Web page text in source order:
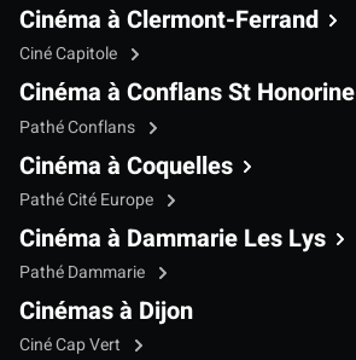
Cinéma à Clermont-Ferrand
Ciné Capitole
Cinéma à Conflans St Honorine
Pathé Conflans
Cinéma à Coquelles
Pathé Cité Europe
Cinéma à Dammarie Les Lys
Pathé Dammarie
Cinémas à Dijon
Ciné Cap Vert